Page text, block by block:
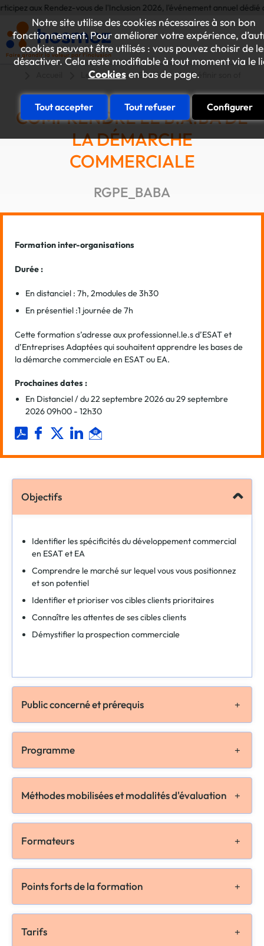
Notre site utilise des cookies nécessaires à son bon
fonctionnement. Pour améliorer votre expérience,
cookies peuvent être utilisés : vous pouvez choisir de
désactiver. Cela reste modifiable à tout moment via le
Cookiesen bas de page.
Tout accepter Tout refuser Configurer
aux Rendez-vous de l'Inclusion 2026, l'événement annuel dédié
Les formations ESAT-EA Définir son offre
COMPRENDRE LE B.A.BA DE
LA DÉMARCHE
COMMERCIALE
RGPE_BABA
Formation inter-organisations
Durée :
En distanciel : 7h, 2modules de 3h30
En présentiel :1 journée de 7h
Cette formation s’adresse aux professionnel.le.s d’ESAT et
d’Entreprises Adaptées qui souhaitent apprendre les bases de
la démarche commerciale en ESAT ou EA.
Prochaines dates :
En Distanciel / du 22 septembre 2026 au 29 septembre
2026 09h00 - 12h30
Objectifs
Identifier les spécificités du développement commercial
en ESAT et EA
Comprendre le marché sur lequel vous vous positionnez
et son potentiel
Identifier et prioriser vos cibles clients prioritaires
Connaître les attentes de ses cibles clients
Démystifier la prospection commerciale
Public concerné et prérequis
Programme
Méthodes mobilisées et modalités d'évaluation
Formateurs
Points forts de la formation
Tarifs